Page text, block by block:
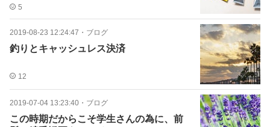
5
2019-08-23 12:24:47 ・ ブログ
釣りとキャッシュレス決済
12
2019-07-04 13:23:40 ・ ブログ
この時期だからこそ学生さんの為に、前